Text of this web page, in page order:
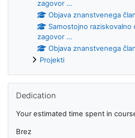
zagovor ...
Objava znanstvenega
Samostojno raziskovalno
zagovor ...
Objava znanstvenega
Projekti
Dedication
Your estimated time spent in
Brez